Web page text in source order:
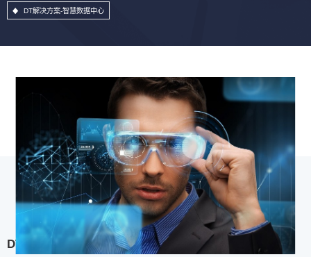
DT解决方案-智慧数据中心
DT解决方案-用户体验中心